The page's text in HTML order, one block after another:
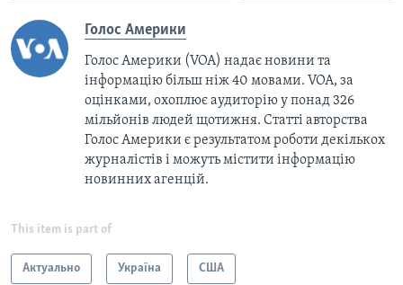
Голос Америки
Голос Америки (VOA) надає новини та
інформацію більш ніж 40 мовами. VOA, за
оцінками, охоплює аудиторію у понад 326
мільйонів людей щотижня. Статті авторства
Голос Америки є результатом роботи декількох
журналістів і можуть містити інформацію
новинних агенцій.
This item is part of
Актуально Україна США